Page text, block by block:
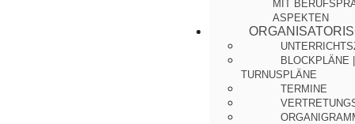
MIT
ASPEKTEN
BLOCKPLÄNE |
TURNUSPLÄNE
TERMINE